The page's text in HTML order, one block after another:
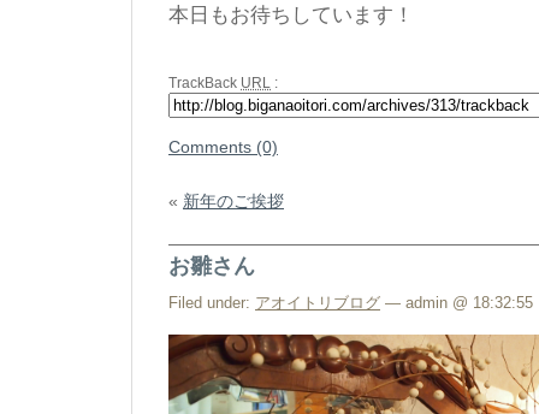
本日もお待ちしています！
TrackBack URL :
Comments (0)
« 新年のご挨拶
お雛さん
Filed under: アオイトリブログ — admin @ 18:32:55